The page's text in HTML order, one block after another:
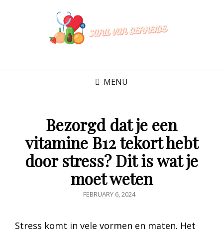
SARA VAN
DERHEIDE
MENU
Bezorgd dat je een
vitamine B12 tekort hebt
door stress? Dit is wat je
moet weten
POSTED
FEBRUARY 6, 2024
Stress komt in vele vormen en maten. Het